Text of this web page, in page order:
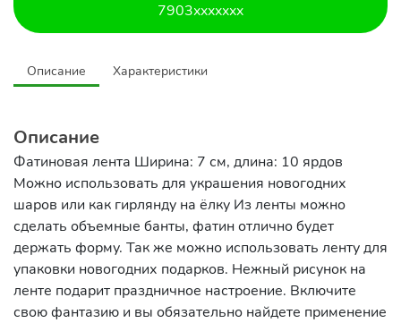
7903xxxxxxx
Описание Характеристики
Описание
Фатиновая лента Ширина: 7 см, длина: 10 ярдов
Можно использовать для украшения новогодних
шаров или как гирлянду на ёлку Из ленты можно
сделать объемные банты, фатин отлично будет
держать форму. Так же можно использовать ленту для
упаковки новогодних подарков. Нежный рисунок на
ленте подарит праздничное настроение. Включите
свою фантазию и вы обязательно найдете применение